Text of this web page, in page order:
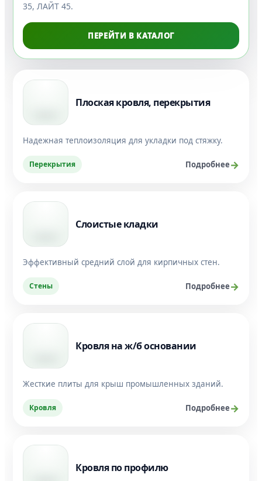
35, ЛАЙТ 45.
ПЕРЕЙТИ В КАТАЛОГ
Плоская кровля, перекрытия
Надежная теплоизоляция для укладки под стяжку.
Перекрытия Подробнее
Слоистые кладки
Эффективный средний слой для кирпичных стен.
Стены Подробнее
Кровля на ж/б основании
Жесткие плиты для крыш промышленных зданий.
Кровля Подробнее
Кровля по профилю